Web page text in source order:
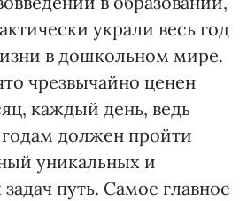
украли весь год
в дошкольном мире.
чрезвычайно ценен
каждый день, ведь
должен пройти
уникальных и
путь. Самое главное